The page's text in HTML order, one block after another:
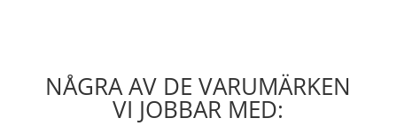
NÅGRA AV DE VARUMÄRKEN
VI JOBBAR MED: